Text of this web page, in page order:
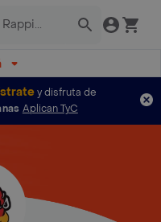
y disfruta de
Aplican TyC